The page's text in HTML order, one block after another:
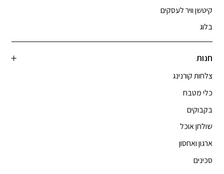
קיטשן וויר לעסקים
בלוג
חנות
צלחות קורנינג
כלי מטבח
בקבוקים
שולחן אוכל
ארגון ואחסון
סכינים